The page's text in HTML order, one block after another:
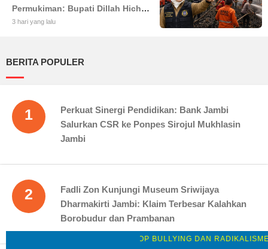
Permukiman: Bupati Dillah Hich
Larang Camat Tinggalkan Wilayah
3 hari yang lalu
BERITA POPULER
1
Perkuat Sinergi Pendidikan: Bank Jambi
Salurkan CSR ke Ponpes Sirojul Mukhlasin
Jambi
2
Fadli Zon Kunjungi Museum Sriwijaya
Dharmakirti Jambi: Klaim Terbesar Kalahkan
Borobudur dan Prambanan
STOP BULLYING DAN RADIKALISME: WAGUB